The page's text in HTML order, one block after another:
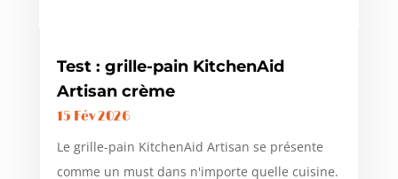
Test : grille-pain KitchenAid
Artisan crème
15 Fév 2026
Le grille-pain KitchenAid Artisan se présente
comme un must dans n'importe quelle cuisine.